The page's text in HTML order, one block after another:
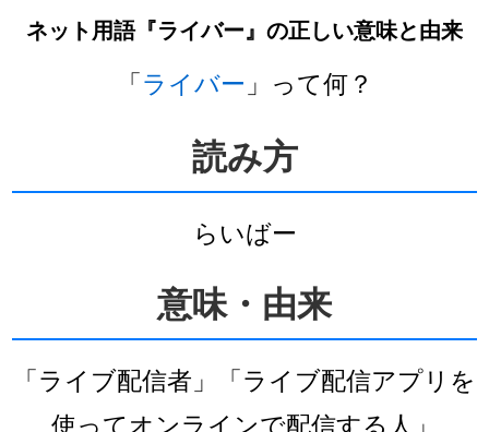
ネット用語『ライバー』の正しい意味と由来
「ライバー 」って何？
読み方
らいばー
意味・由来
「ライブ配信者」「ライブ配信アプリを
使ってオンラインで配信する人」